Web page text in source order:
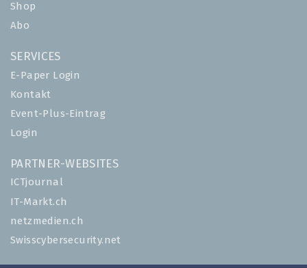
Shop
Abo
SERVICES
E-Paper Login
Kontakt
Event-Plus-Eintrag
Login
PARTNER-WEBSITES
ICTjournal
IT-Markt.ch
netzmedien.ch
Swisscybersecurity.net